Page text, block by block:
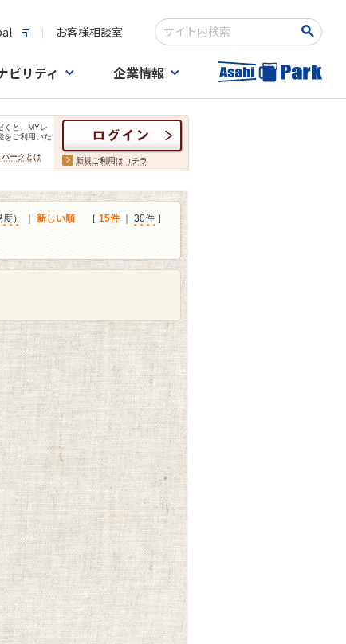
お客様相談室
検索キーワード入力
ビリティ 企業情報
くと、MYレ
をご利用いた
パークとは 新規ご利用はコチラ
） 新しい順 ［ 15件｜ 30件 ］